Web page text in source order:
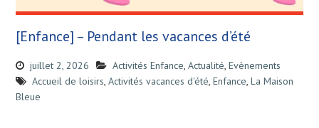
[Enfance] – Pendant les vacances d’été
juillet 2, 2026 Activités Enfance, Actualité, Evènements
Accueil de loisirs, Activités vacances d'été, Enfance, La Maison
Bleue